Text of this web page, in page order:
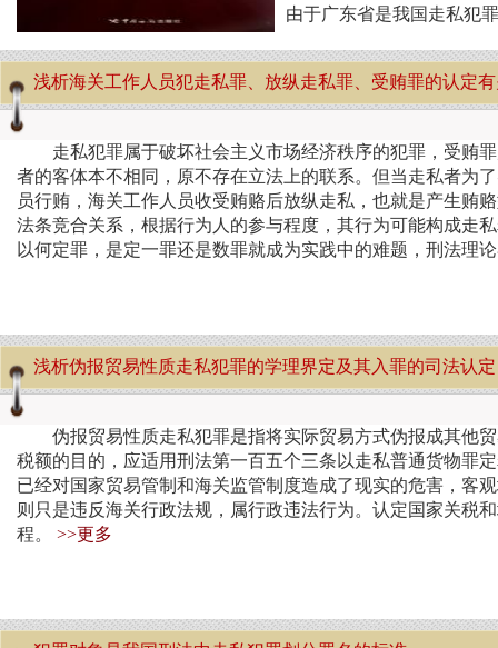
由于广东省是我国走私犯
浅析海关工作人员犯走私罪、放纵走私罪、受贿罪的认定
走私犯罪属于破坏社会主义市场经济秩序的犯罪，受贿
者的客体本不相同，原不存在立法上的联系。但当走私者为
员行贿，海关工作人员收受贿赂后放纵走私，也就是产生贿
法条竞合关系，根据行为人的参与程度，其行为可能构成走
以何定罪，是定一罪还是数罪就成为实践中的难题，刑法理
浅析伪报贸易性质走私犯罪的学理界定及其入罪的司法认定
伪报贸易性质走私犯罪是指将实际贸易方式伪报成其他
税额的目的，应适用刑法第一百五个三条以走私普通货物罪
已经对国家贸易管制和海关监管制度造成了现实的危害，客
则只是违反海关行政法规，属行政违法行为。认定国家关税
程。 >>更多